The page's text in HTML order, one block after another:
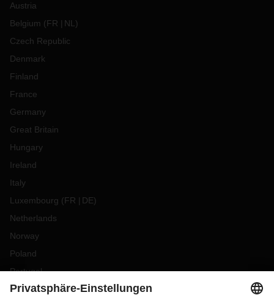
Austria
Belgium (FR NL )
Czech Republic
Denmark
Finland
France
Germany
Great Britain
Hungary
Ireland
Italy
Luxembourg (FR DE)
Netherlands
Norway
Poland
Portugal
Romania